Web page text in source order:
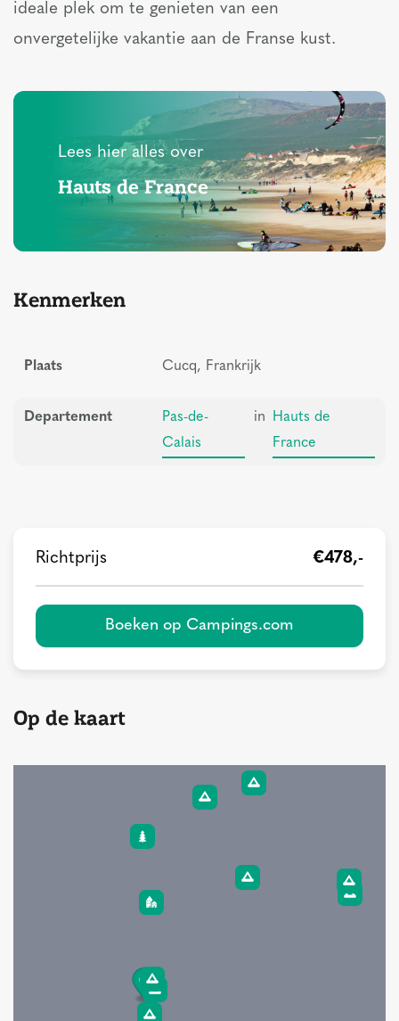
ideale plek om te genieten van een
onvergetelijke vakantie aan de Franse kust.
Lees hier alles over
Hauts de France
Kenmerken
Plaats Cucq, Frankrijk
Departement
Pas-de-
Calais
in
Hauts de
France
Richtprijs €478,-
Boeken op Campings.com
Op de kaart